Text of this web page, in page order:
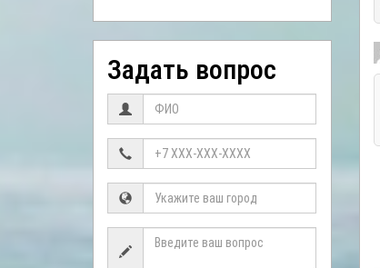
Задать вопрос